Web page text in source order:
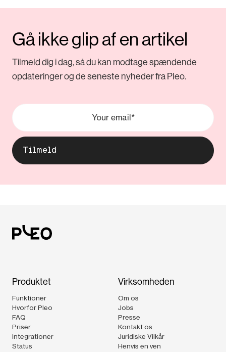
Gå ikke glip af en artikel
Tilmeld dig i dag, så du kan modtage spændende
opdateringer og de seneste nyheder fra Pleo.
Produktet
Funktioner
Hvorfor Pleo
FAQ
Priser
Integrationer
Status
Virksomheden
Om os
Jobs
Presse
Kontakt os
Juridiske Vilkår
Henvis en ven